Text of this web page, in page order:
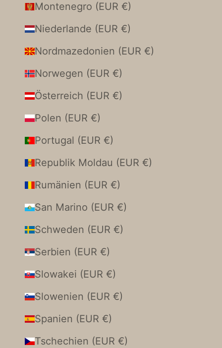
Montenegro (EUR €)
Niederlande (EUR €)
Nordmazedonien (EUR €)
Norwegen (EUR €)
Österreich (EUR €)
Polen (EUR €)
Portugal (EUR €)
Republik Moldau (EUR €)
Rumänien (EUR €)
San Marino (EUR €)
Schweden (EUR €)
Serbien (EUR €)
Slowakei (EUR €)
Slowenien (EUR €)
Spanien (EUR €)
Tschechien (EUR €)